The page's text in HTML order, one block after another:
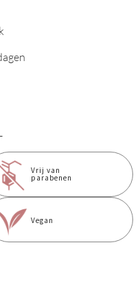
Vrij van
parabenen
Vegan